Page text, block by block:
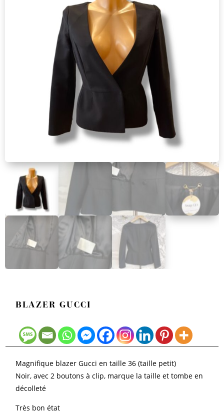
BLAZER GUCCI
Magnifique blazer Gucci en taille 36 (taille petit)
Noir, avec 2 boutons à clip, marque la taille et tombe en
décolleté
Très bon état